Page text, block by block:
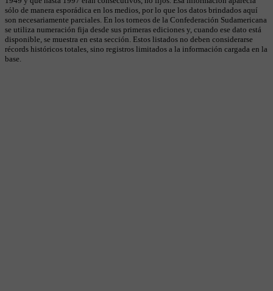
sólo de manera esporádica en los medios, por lo que los datos brindados aquí
son necesariamente parciales. En los torneos de la Confederación Sudamericana
se utiliza numeración fija desde sus primeras ediciones y, cuando ese dato está
disponible, se muestra en esta sección. Estos listados no deben considerarse
récords históricos totales, sino registros limitados a la información cargada en la
base.